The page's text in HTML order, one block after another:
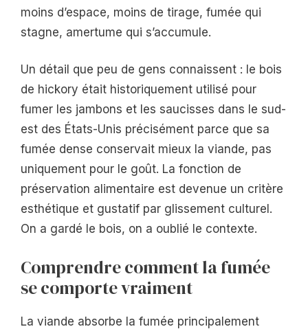
moins d’espace, moins de tirage, fumée qui
stagne, amertume qui s’accumule.
Un détail que peu de gens connaissent : le bois
de hickory était historiquement utilisé pour
fumer les jambons et les saucisses dans le sud-
est des États-Unis précisément parce que sa
fumée dense conservait mieux la viande, pas
uniquement pour le goût. La fonction de
préservation alimentaire est devenue un critère
esthétique et gustatif par glissement culturel.
On a gardé le bois, on a oublié le contexte.
Comprendre comment la fumée
se comporte vraiment
La viande absorbe la fumée principalement